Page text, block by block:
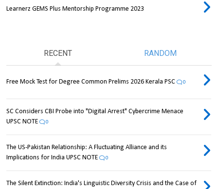
Learnerz GEMS Plus Mentorship Programme 2023
RECENT RANDOM
Free Mock Test for Degree Common Prelims 2026 Kerala PSC 0
SC Considers CBI Probe into "Digital Arrest" Cybercrime Menace
UPSC NOTE
0
The US-Pakistan Relationship: A Fluctuating Alliance and its
Implications for India UPSC NOTE
0
The Silent Extinction: India's Linguistic Diversity Crisis and the Case of